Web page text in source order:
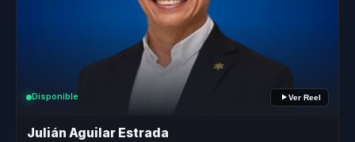
Disponible Ver Reel
Julián Aguilar Estrada